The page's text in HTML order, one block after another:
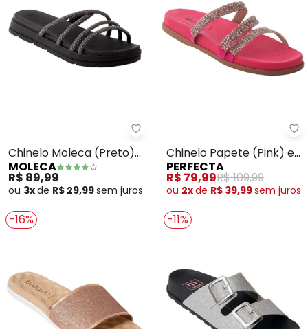
Moleca - Chinelo Moleca
Chinelo Moleca (Preto)
em Sintético
MOLECA
R$ 89,99
ou 3xde R$ 29,99sem juros
Chinelo Papete (Pink) em
Sintético
PERFECTA
R$ 79,99R$ 109,99
ou 2xde R$ 39,99sem juros
-16% -11%